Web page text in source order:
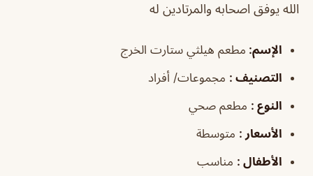
الله يوفق اصحابه والمرتادين له
الإسم: مطعم هيلثي ستارت الخرج
التصنيف : مجموعات/ أفراد
النوع : مطعم صحي
الأسعار : متوسطة
الأطفال : مناسب